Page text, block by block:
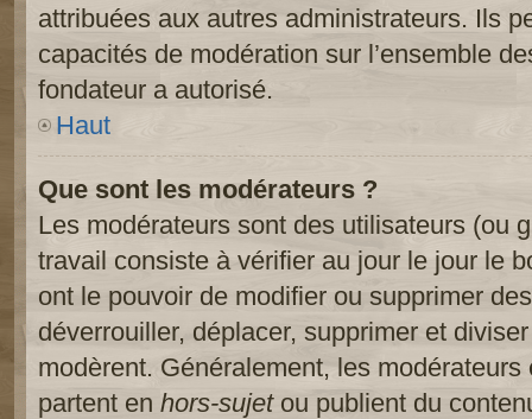
attribuées aux autres administrateurs. Ils
capacités de modération sur l’ensemble
fondateur a autorisé.
Haut
Que sont les modérateurs ?
Les modérateurs sont des utilisateurs (ou
travail consiste à vérifier au jour le jour le
ont le pouvoir de modifier ou supprimer
déverrouiller, déplacer, supprimer et
modèrent. Généralement, les
partent en hors-sujetou publient du